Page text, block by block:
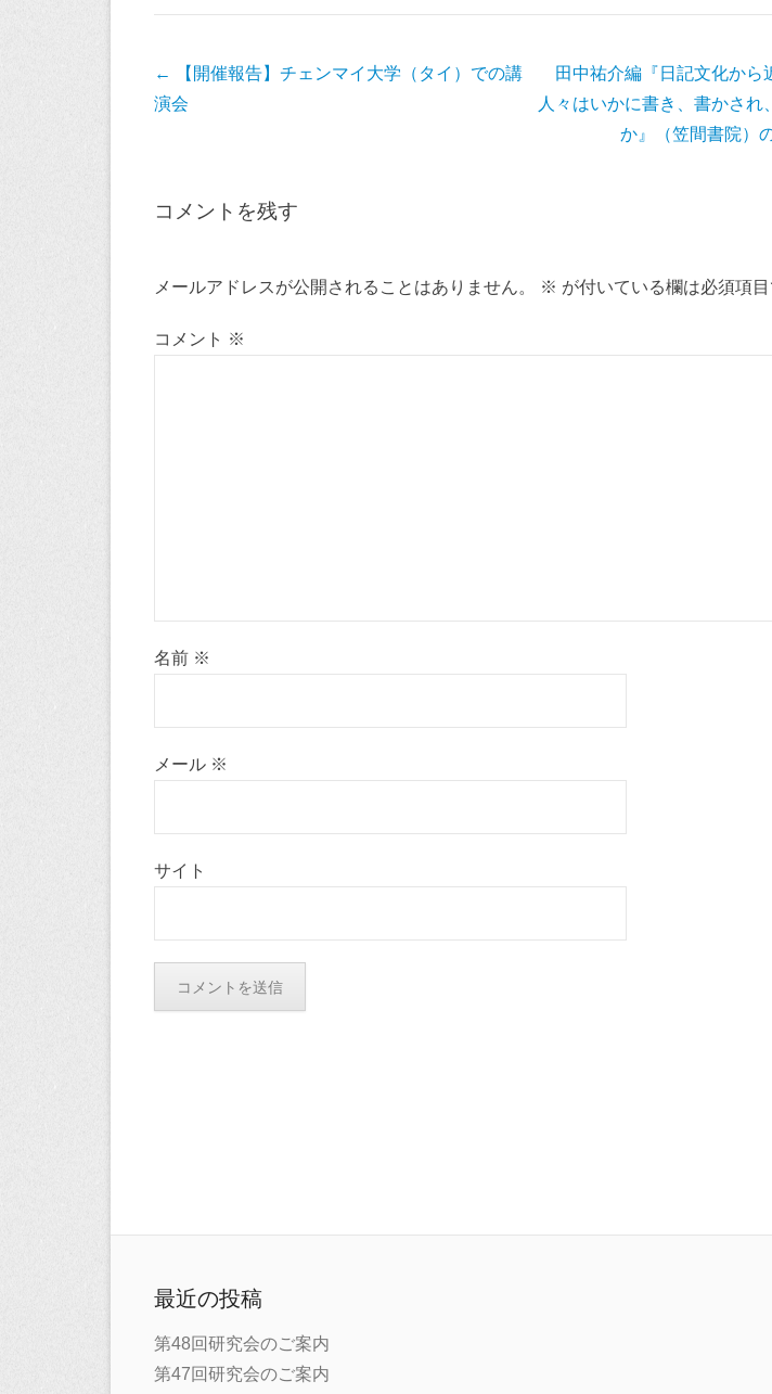
k
投
稿
ー
ョ
←
【開催報告】チェンマイ大学（タイ）での講
演会
田中祐介編『日記文化か
人々はいかに書き、書かされ
か』（笠間書院）
コメントを残す
メールアドレスが公開されることはありません。 ※ が付いている欄は必須項
コメント ※
名前 ※
メール ※
サイト
最近の投稿
第48回研究会のご案内
第47回研究会のご案内